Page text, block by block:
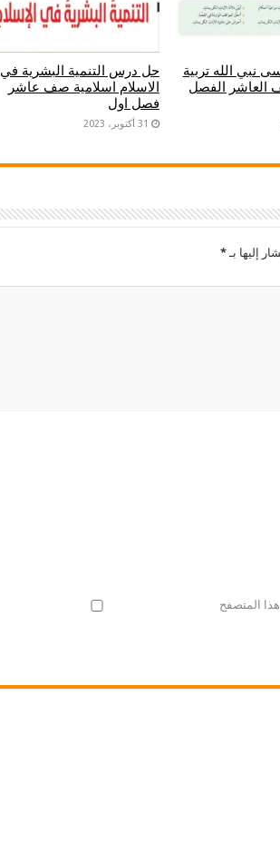
الله تربية
العاشر الفصل
حل درس التنمية البشرية في
الاسلام اسلامية صف عاشر
فصل اول
31 أكتوبر، 2023
إليها بـ*
المتصفح